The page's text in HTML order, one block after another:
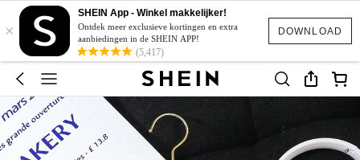
DOWNLOAD
×
SHEIN App - Winkel makkelijker!
Ontdek meer exclusieve kortingen en extra
aanbiedingen in de SHEIN APP!
(5,417)